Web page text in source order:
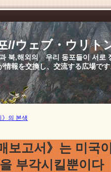
//ウェブ・ウリト
북,해외의 우리 동포들이 서로
情報を交換し、交流する広場で
》의 본색
보고서》는 미국
부각시킬뿐이다